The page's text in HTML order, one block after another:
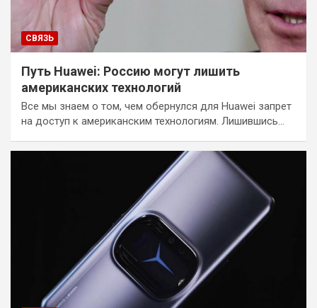
СВЯЗЬ
Путь Huawei: Россию могут лишить
американских технологий
Все мы знаем о том, чем обернулся для Huawei запрет
на доступ к американским технологиям. Лишившись…